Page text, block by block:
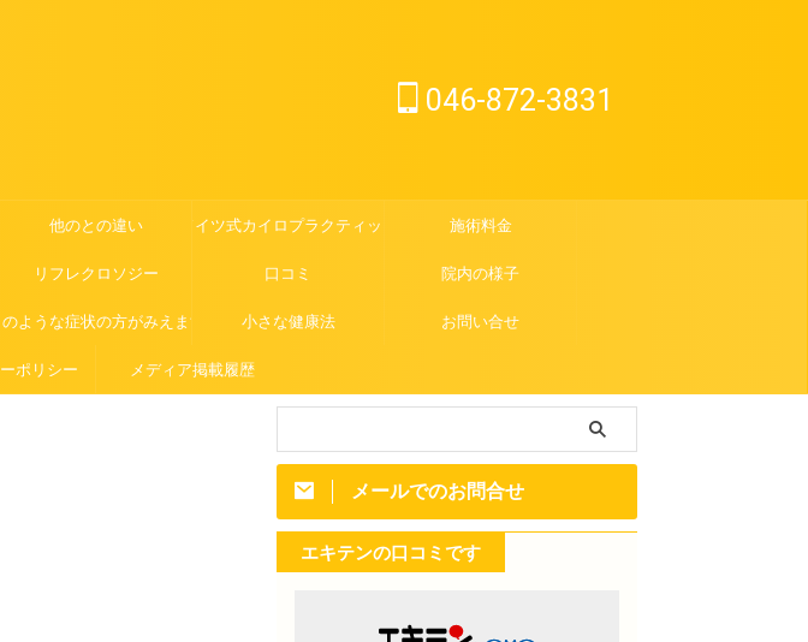
046-872-3831
他のとの違い ドイツ式カイロプラクティック 施術料金
リフレクロソジー 口コミ 院内の様子
のような症状の方がみえます 小さな健康法 お問い合せ
ポリシー メディア掲載履歴
メールでのお問合せ
エキテンの口コミです